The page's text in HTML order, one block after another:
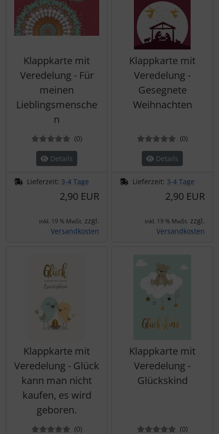
Klappkarte mit
Veredelung - Für
meinen
Lieblingsmensche
n
(0Bewertungen
)
Details
Lieferzeit: 3-4 Tage
2,90 EUR
inkl. 19 % MwSt. zzgl.
Versandkosten
Klappkarte mit
Veredelung -
Gesegnete
Weihnachten
(0)
Details
Lieferzeit: 3-4 Tage
2,90 EUR
inkl. 19 % MwSt. zzgl.
Versandkosten
Klappkarte mit
Veredelung - Glück
kann man nicht
kaufen, es wird
geboren.
(0Bewertungen
)
Klappkarte mit
Veredelung -
Glückskind
(0)